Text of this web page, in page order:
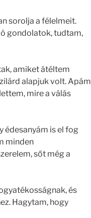
sorolja a félelmeit.
gondolatok, tudtam,
amiket átéltem
alapjuk volt. Apám
mire a válás
édesanyám is el fog
minden
sőt még a
és
Hagytam, hogy